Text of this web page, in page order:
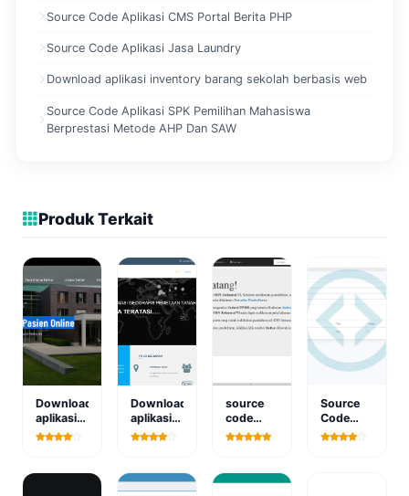
Source Code Aplikasi CMS Portal Berita PHP
Source Code Aplikasi Jasa Laundry
Download aplikasi inventory barang sekolah berbasis web
Source Code Aplikasi SPK Pemilihan Mahasiswa
Berprestasi Metode AHP Dan SAW
Produk Terkait
Download
aplikasi
pendaftaran
Download
aplikasi
sistem
pemetaan
desa
source
code
ppdb
Source
Code
Aplikasi